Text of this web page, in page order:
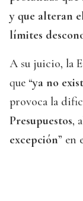
y que alteran
límites
A su juicio, la
que “ya no
provoca la
Presupuestos,
excepción” en